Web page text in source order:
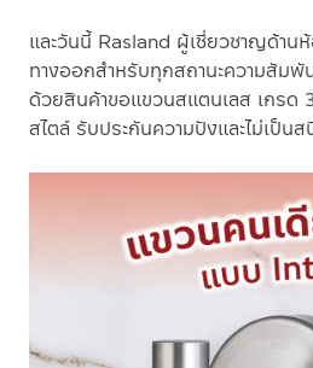
และวันนี้ Rasland ผู้เชี่ยวชาญด้าน
ทางออกสำหรับทุกสถานะความสัม
ด้วยสินค้าขอแขวนสแตนเลส เกร
สไตล์ รับประกันความปังและไม่เป็น